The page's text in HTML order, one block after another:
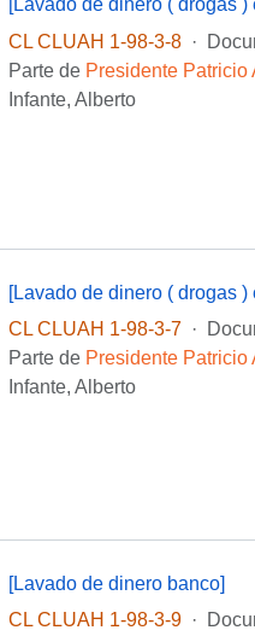
CL CLUAH 1-98-3-8
·
Parte de Presidente Patricio
Infante, Alberto
CL CLUAH 1-98-3-7
·
Parte de Presidente Patricio
Infante, Alberto
[Lavado de dinero banco]
CL CLUAH 1-98-3-9
·